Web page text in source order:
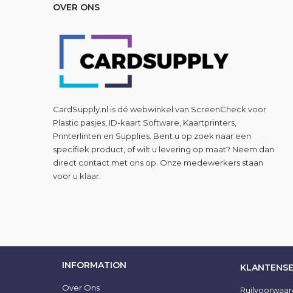
OVER ONS
CardSupply.nl is dé webwinkel van ScreenCheck voor
Plastic pasjes, ID-kaart Software, Kaartprinters,
Printerlinten en Supplies. Bent u op zoek naar een
specifiek product, of wilt u levering op maat? Neem dan
direct contact met ons op. Onze medewerkers staan
voor u klaar.
INFORMATION
Over Ons